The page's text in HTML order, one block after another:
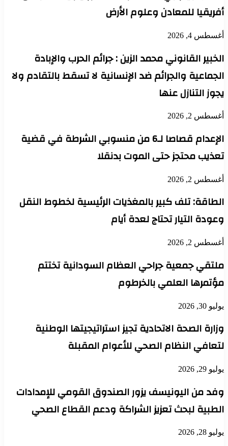
أفريقيا للمعادن وعلوم الأرض
أغسطس 4, 2026
الخبير القانوني محمد الزين : جرائم الحرب والإبادة
الجماعية والجرائم ضد الإنسانية لا تسقط بالتقادم ولا
يجوز التنازل عنها
أغسطس 2, 2026
الإعدام قصاصا لـ6 من منسوبي الشرطة في قضية
تعذيب محتجز حتى الموت بدنقلا
أغسطس 2, 2026
الطاقة: تلف كبير بالمغذيات الرئيسية لخطوط النقل
وعودة التيار تحتاج لعدة أيام
أغسطس 2, 2026
ملتقي جمعية جراحي العظام السودانية تختتم
مؤتمرها العلمي بالخرطوم
يوليو 30, 2026
وزارة الصحة الاتحادية تجيز استراتيجيتها الوطنية
لتعافي النظام الصحي للأعوام المقبلة
يوليو 29, 2026
وفد من اليونيسف يزور الصندوق القومي للإمدادات
الطبية لبحث تعزيز الشراكة ودعم القطاع الصحي
يوليو 28, 2026